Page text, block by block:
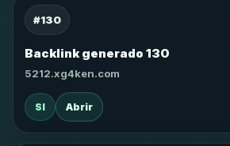
#130
Backlink generado 130
5212.xg4ken.com
SI Abrir